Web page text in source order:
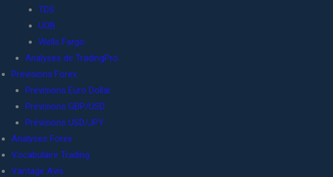
TDS
UOB
Wells Fargo
Analyses de TradingPro
Prévisions Forex
Prévisions Euro Dollar
Prévisions GBP/USD
Prévisions USD/JPY
Analyses Forex
Vocabulaire Trading
Vantage Avis